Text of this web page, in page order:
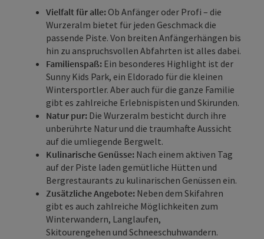
Vielfalt für alle:Ob Anfänger oder Profi – die
Wurzeralm bietet für jeden Geschmack die
passende Piste. Von breiten Anfängerhängen bis
hin zu anspruchsvollen Abfahrten ist alles dabei.
Familienspaß: Ein besonderes Highlight ist der
Sunny Kids Park, ein Eldorado für die kleinen
Wintersportler. Aber auch für die ganze Familie
gibt es zahlreiche Erlebnispisten und Skirunden.
Natur pur: Die Wurzeralm besticht durch ihre
unberührte Natur und die traumhafte Aussicht
auf die umliegende Bergwelt.
Kulinarische Genüsse: Nach einem aktiven Tag
auf der Piste laden gemütliche Hütten und
Bergrestaurants zu kulinarischen Genüssen ein.
Zusätzliche Angebote: Neben dem Skifahren
gibt es auch zahlreiche Möglichkeiten zum
Winterwandern, Langlaufen,
Skitourengehen und Schneeschuhwandern.